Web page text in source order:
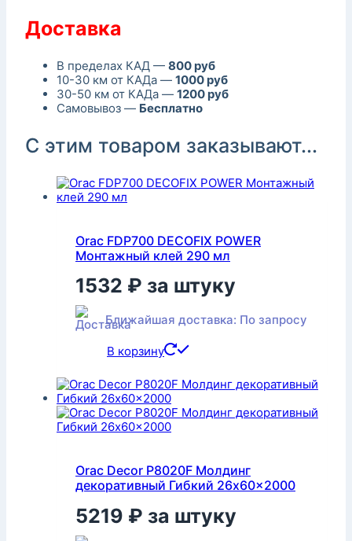
Доставка
В пределах КАД — 800 руб
10-30 км от КАДа — 1000 руб
30-50 км от КАДа — 1200 руб
Самовывоз — Бесплатно
С этим товаром заказывают...
Orac FDP700 DECOFIX POWER
Монтажный клей 290 мл
1532 ₽ за штуку
Ближайшая доставка: По запросу
В корзину
Orac Decor P8020F Молдинг
декоративный Гибкий 26x60x2000
5219 ₽ за штуку